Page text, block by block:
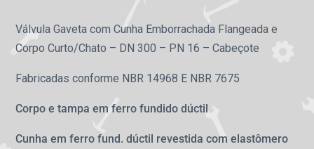
Válvula Gaveta com Cunha Emborrachada Flangeada e
Corpo Curto/Chato – DN 300 – PN 16 – Cabeçote
Fabricadas conforme NBR 14968 E NBR 7675
Corpo e tampa em ferro fundido dúctil
Cunha em ferro fund. dúctil revestida com elastômero